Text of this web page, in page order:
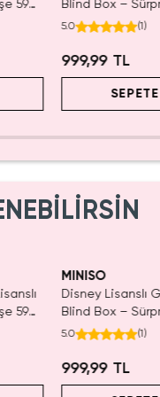
590
Blind Box –
Eğlenceli Sunum
5.0 (1)
999,99 TL
590
MINISO
Disney Lisanslı
Blind Box –
Eğlenceli Sunum
5.0 (1)
999,99 TL